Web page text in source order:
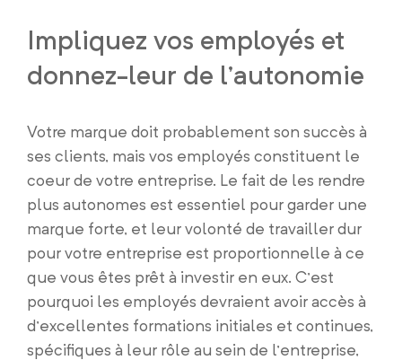
Impliquez vos employés et
donnez-leur de l’autonomie
Votre marque doit probablement son succès à
ses clients, mais vos employés constituent le
coeur de votre entreprise. Le fait de les rendre
plus autonomes est essentiel pour garder une
marque forte, et leur volonté de travailler dur
pour votre entreprise est proportionnelle à ce
que vous êtes prêt à investir en eux. C’est
pourquoi les employés devraient avoir accès à
d’excellentes formations initiales et continues,
spécifiques à leur rôle au sein de l’entreprise,